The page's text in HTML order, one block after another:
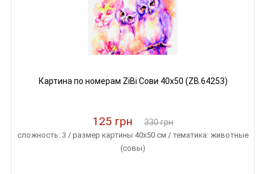
Картина по номерам ZiBi Сови 40x50 (ZB.64253)
125 грн 330 грн
сложность: 3 / размер картины 40х50 см / тематика: животные
(совы)